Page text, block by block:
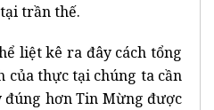
trần thế.
liệt kê ra đây cách tổng
của thực tại chúng ta cần
hơn Tin Mừng được